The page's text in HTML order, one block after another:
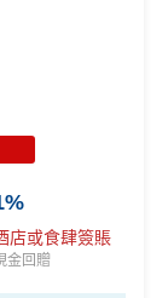
apply
2個月內累積認
最少1次認可
店或食肆簽賬
金回贈